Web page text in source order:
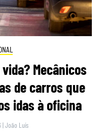
Mecânicos
de carros que
idas à oficina
|João Luís